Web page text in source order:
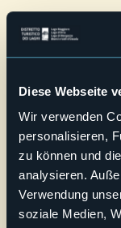
Diese Webseite
Wir verwenden
personalisieren,
zu können und
analysieren.
Verwendung
soziale Medien,
Schulen: durch
E-mail
amossola@libero.it
Telefono
+39 335 6440204
Webseite
Live